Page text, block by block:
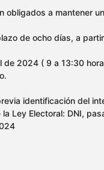
obligados a mantener
de ocho días, a
2024 ( 9 a 13:30
identificación del
Ley Electoral: DNI,